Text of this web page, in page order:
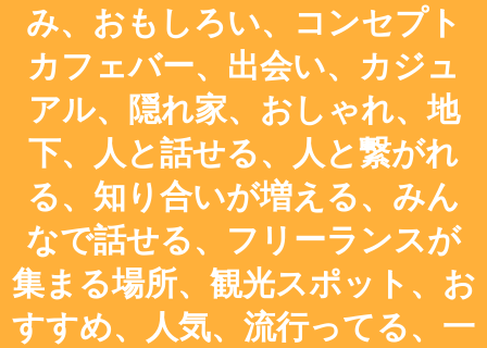
み、おもしろい、コンセプト
カフェバー、出会い、カジュ
アル、隠れ家、おしゃれ、地
下、人と話せる、人と繋がれ
る、知り合いが増える、みん
なで話せる、フリーランスが
集まる場所、観光スポット、お
すすめ、人気、流行ってる、一